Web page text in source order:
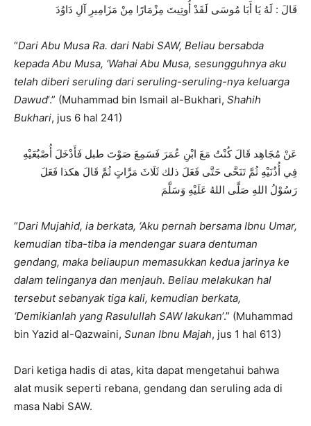
قَالَ : لَهُ يَا أَبَا مُوسَى لَقَدْ أُوتِيتَ مِزْمَارًا مِنْ مَزَامِيرِ آلِ دَاوُدَ
“Dari Abu Musa Ra. dari Nabi SAW, Beliau bersabda
kepada Abu Musa, ‘Wahai Abu Musa, sesungguhnya aku
telah diberi seruling dari seruling-seruling-nya keluarga
Dawud’.” (Muhammad bin Ismail al-Bukhari, Shahih
Bukhari, jus 6 hal 241)
عَنْ مُجَاهِد قَالَ كُنْتُ مَعَ ابْنِ عُمَرَ فَسَمِعَ صَوْتَ طبل فَأَدْخَلَ أُصْبُعَيْهِ
فِي أُذُنَيْهِ ثُمَّ تَنَحَّى حَتَّى فَعَلَ ذلك ثَلَاثَ مَرَّاتٍ ثُمَّ قَالَ هكذا فَعَلَ
رَسُوْلُ اللهِ صَلَّى اللهُ عَلَيْهِ وَسَلَّمَ
“Dari Mujahid, ia berkata, ‘Aku pernah bersama Ibnu Umar,
kemudian tiba-tiba ia mendengar suara dentuman
gendang, maka beliaupun memasukkan kedua jarinya ke
dalam telinganya dan menjauh. Beliau melakukan hal
tersebut sebanyak tiga kali, kemudian berkata,
‘Demikianlah yang Rasulullah SAW lakukan’.” (Muhammad
bin Yazid al-Qazwaini, Sunan Ibnu Majah, jus 1 hal 613)
Dari ketiga hadis di atas, kita dapat mengetahui bahwa
alat musik seperti rebana, gendang dan seruling ada di
masa Nabi SAW.